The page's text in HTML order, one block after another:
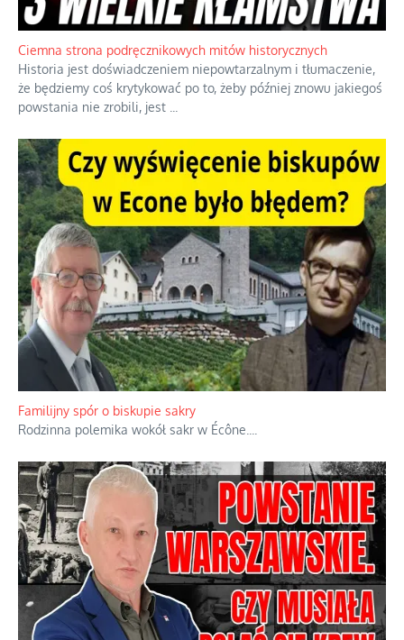
Ciemna strona podręcznikowych mitów historycznych
Historia jest doświadczeniem niepowtarzalnym i tłumaczenie,
że będziemy coś krytykować po to, żeby później znowu jakiegoś
powstania nie zrobili, jest
Familijny spór o biskupie sakry
Rodzinna polemika wokół sakr w Écône.